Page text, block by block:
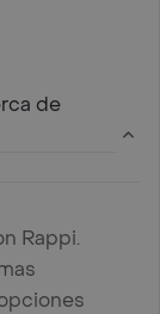
de
Rappi.